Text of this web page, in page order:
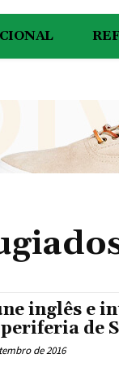
inglês e
de
de 2016